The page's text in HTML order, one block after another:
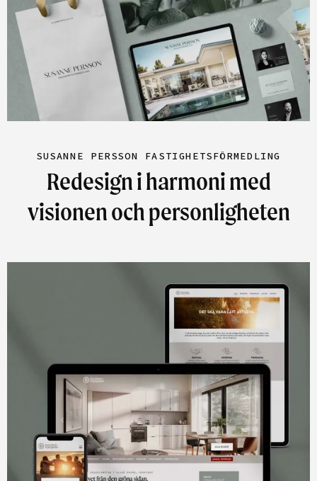
SUSANNE PERSSON FASTIGHETSFÖRMEDLING
Redesign i harmoni med
visionen och personligheten